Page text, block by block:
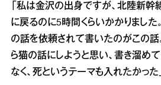
「私は金沢の出身ですが、北陸新
に戻るのに5時間くらいかかりまし
の話を依頼されて書いたのがこの話
ら猫の話にしようと思い、書き溜め
なく、死というテーマも入れたかった」